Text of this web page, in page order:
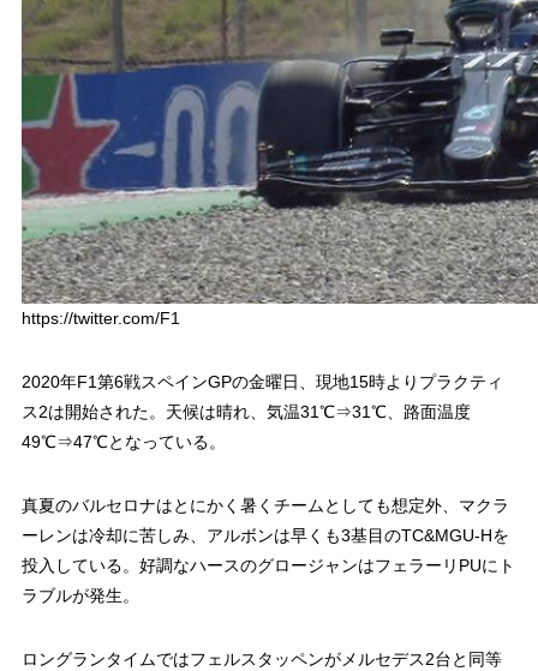
https://twitter.com/F1
2020年F1第6戦スペインGPの金曜日、現地15時よりプラクティ
ス2は開始された。天候は晴れ、気温31℃⇒31℃、路面温度
49℃⇒47℃となっている。
真夏のバルセロナはとにかく暑くチームとしても想定外、マクラ
ーレンは冷却に苦しみ、アルボンは早くも3基目のTC&MGU-Hを
投入している。好調なハースのグロージャンはフェラーリPUにト
ラブルが発生。
ロングランタイムではフェルスタッペンがメルセデス2台と同等